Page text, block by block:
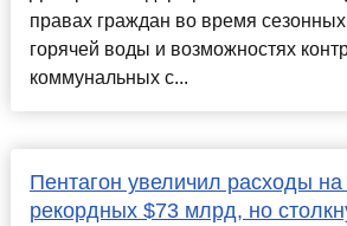
правах граждан во время
горячей воды и возможностях
коммунальных с...
Пентагон увеличил расходы
рекордных $73 млрд, но